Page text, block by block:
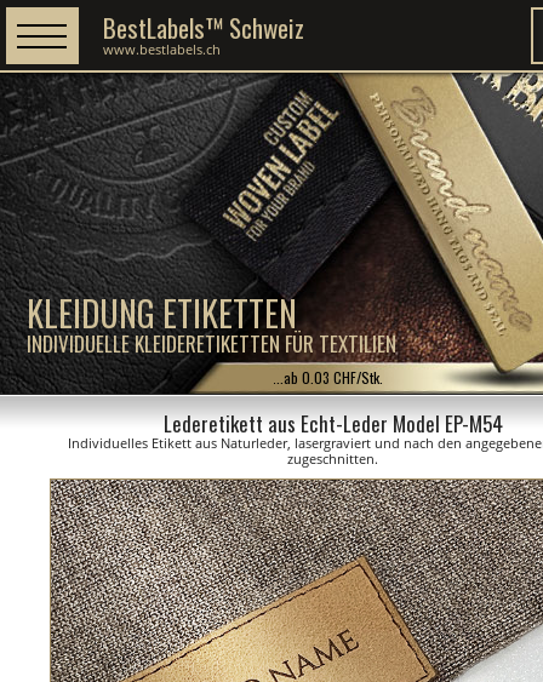
KLEIDUNG ETIKETTEN
INDIVIDUELLE KLEIDERETIKETTEN FÜR TEXTILIEN
BestLabels™ Schweiz
www.bestlabels.ch
...ab 0.03 CHF/Stk.
Lederetikett aus Echt-Leder Model EP-M54
Individuelles Etikett aus Naturleder, lasergraviert und nach den
zugeschnitten.